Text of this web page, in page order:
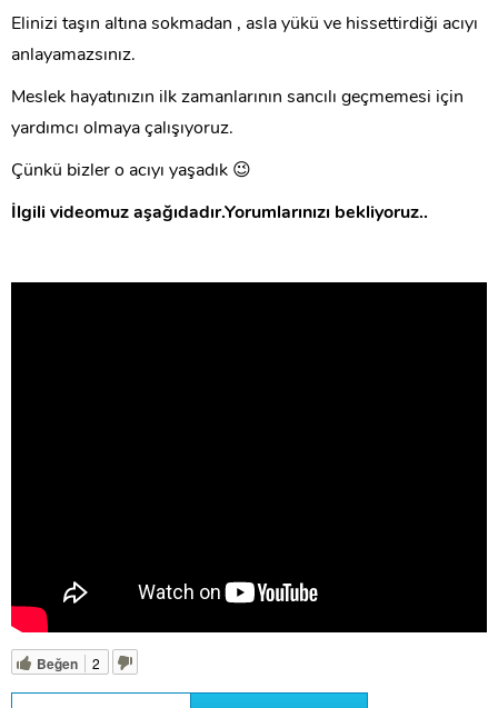
Elinizi taşın altına sokmadan , asla yükü ve hissettirdiği acıyı
anlayamazsınız.
Meslek hayatınızın ilk zamanlarının sancılı geçmemesi için
yardımcı olmaya çalışıyoruz.
Çünkü bizler o acıyı yaşadık 😉
İlgili videomuz aşağıdadır.Yorumlarınızı bekliyoruz..
Beğen 2